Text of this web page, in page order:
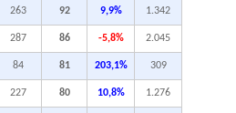
263 92 9,9% 1.342
287 86 -5,8% 2.045
84 81 203,1% 309
227 80 10,8% 1.276